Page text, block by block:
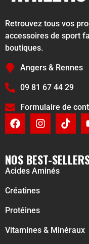
Retrouvez tous vos
accessoires de sport
boutiques.
Angers & Rennes
09 81 67 44 29
Formulaire de
NOS BEST-
Acides Aminés
Créatines
Protéines
Vitamines & Minéraux